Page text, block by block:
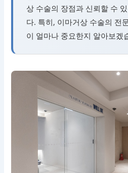
상 수술의 장점과 신뢰할 수
다. 특히, 이마거상 수술의 전
이 얼마나 중요한지 알아보겠